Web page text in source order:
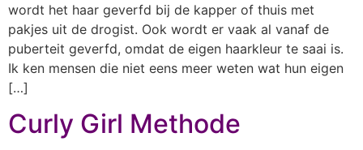
wordt het haar geverfd bij de kapper of thuis met
pakjes uit de drogist. Ook wordt er vaak al vanaf de
puberteit geverfd, omdat de eigen haarkleur te saai is.
Ik ken mensen die niet eens meer weten wat hun eigen
[…]
Curly Girl Methode